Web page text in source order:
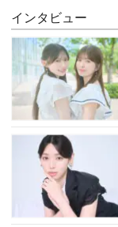
インタビュー